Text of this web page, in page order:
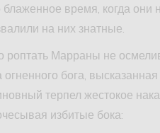
блаженное время, когда они
на них знатные.
роптать Марраны не
огненного бога,
терпел жестокое
избитые бока: